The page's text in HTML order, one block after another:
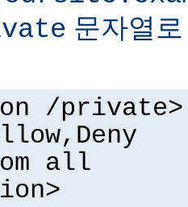
문자열
/private>
all